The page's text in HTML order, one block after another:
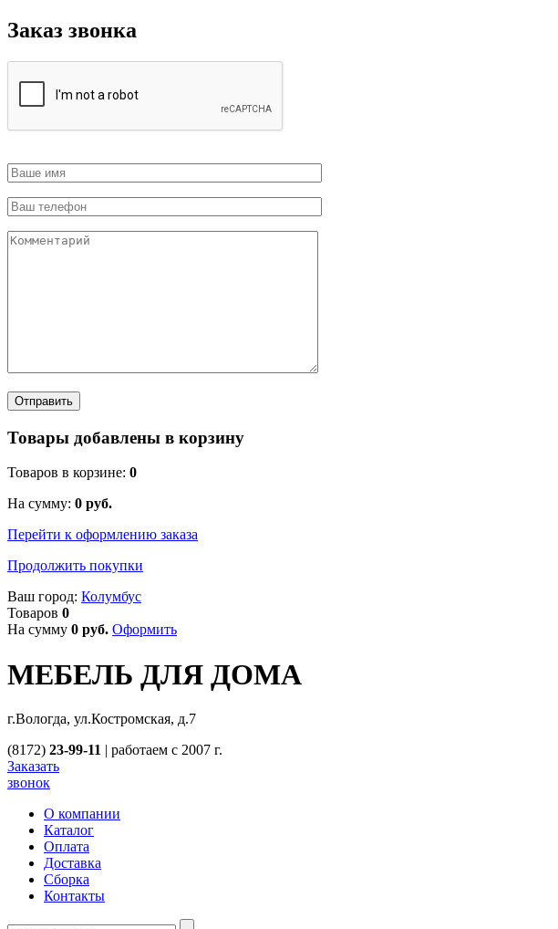
Заказ звонка
Товары добавлены в корзину
Товаров в корзине: 0
На сумму: 0 руб.
Перейти к оформлению заказа
Продолжить покупки
Ваш город: Колумбус
Товаров 0
На сумму 0 руб. Оформить
МЕБЕЛЬ ДЛЯ ДОМА
г.Вологда, ул.Костромская, д.7
(8172) 23-99-11 | работаем с 2007 г.
Заказать
звонок
О компании
Каталог
Оплата
Доставка
Сборка
Контакты